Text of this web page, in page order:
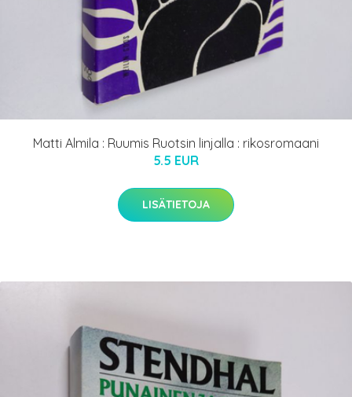
Matti Almila : Ruumis Ruotsin linjalla : rikosromaani
5.5 EUR
LISÄTIETOJA